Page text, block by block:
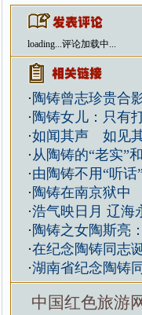
loading...评论加载中...
· 陶铸曾志珍贵合
· 陶铸女儿：只有
·如闻其声 如见
·从陶铸的“老实”
·由陶铸不用“听话
· 陶铸在南京狱中
·浩气映日月 辽
· 陶铸之女陶斯亮
·在纪念陶铸同志
·湖南省纪念陶铸
中国红色旅游